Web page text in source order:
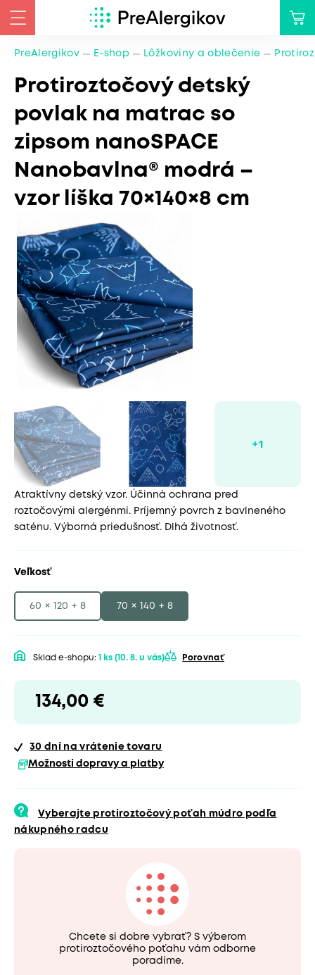
PreAlergikov E-shop Lôžkoviny a oblečenie
Protiroztočový detský
povlak na matrac so
zipsom nanoSPACE
Nanobavlna® modrá –
vzor líška 70×140×8 cm
Atraktívny detský vzor. Účinná ochrana pred
roztočovými alergénmi. Príjemný povrch z bavlneného
saténu. Výborná priedušnosť. Dlhá životnosť.
Veľkosť
60 × 120 + 8 70 × 140 + 8
Sklad e-shopu: 1 ks (10. 8. u vás) Porovnať
134,00 €
30 dní na vrátenie tovaru
Možnosti dopravy a platby
Vyberajte protiroztočový poťah múdro podľa
nákupného radcu
Chcete si dobre vybrať? S výberom
protiroztočového poťahu vám odborne
poradíme.